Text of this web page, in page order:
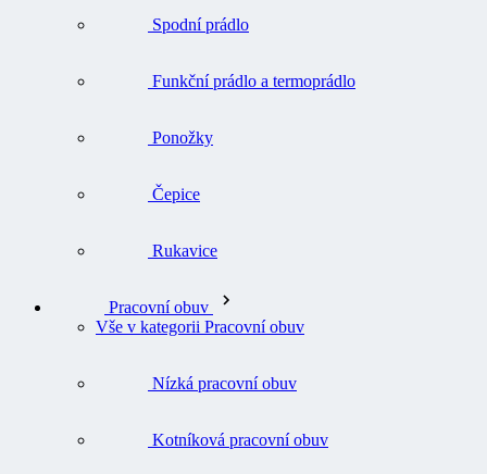
Spodní prádlo
Funkční prádlo a termoprádlo
Ponožky
Čepice
Rukavice
Pracovní obuv
Vše v kategorii Pracovní obuv
Nízká pracovní obuv
Kotníková pracovní obuv